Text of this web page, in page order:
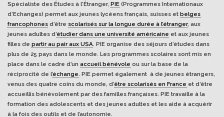
Spécialiste des Études à l'Étranger, PIE (Programmes Internationaux
d’Echanges) permet aux jeunes lycéens français, suisses et belges
francophones d’être scolarisés sur la longue durée à l’étranger, aux
jeunes adultes d’étudier dans une université américaine et aux jeunes
filles de partir au pair aux USA. PIE organise des séjours d’études dans
plus de 25 pays dans le monde. Les programmes scolaires sont mis en
place dans le cadre d’un accueil bénévole ou sur la base de la
réciprocité de l’échange. PIE permet également à de jeunes étrangers,
venus des quatre coins du monde, d’être scolarisés en France et d’être
accueillis bénévolement par des familles françaises. PIE travaille à la
formation des adolescents et des jeunes adultes et les aide à acquérir
à la fois des outils et de l’autonomie.